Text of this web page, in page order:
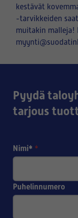
kestävät
-tarvikkeiden
muitakin malleja!
Pyydä
tarjous
Nimi* *
Puhelinnumero